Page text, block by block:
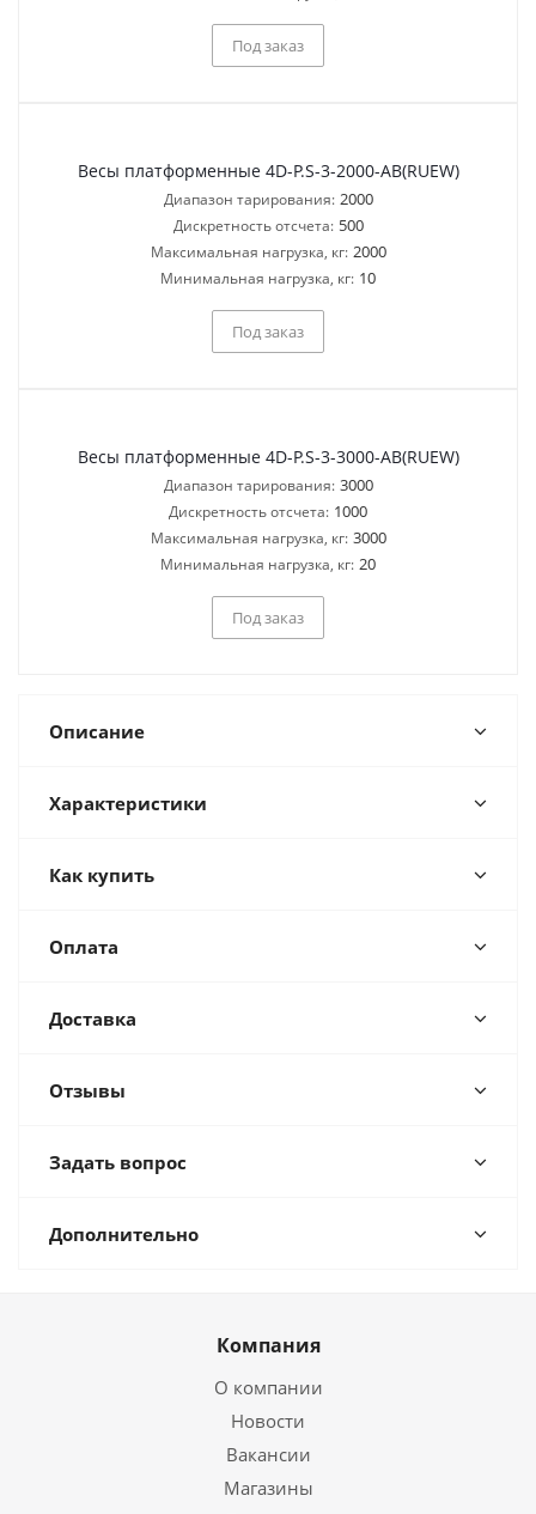
Под заказ
Весы платформенные 4D-P.S-3-2000-AB(RUEW)
Диапазон тарирования: 2000
Дискретность отсчета: 500
Максимальная нагрузка, кг: 2000
Минимальная нагрузка, кг: 10
Под заказ
Весы платформенные 4D-P.S-3-3000-AB(RUEW)
Диапазон тарирования: 3000
Дискретность отсчета: 1000
Максимальная нагрузка, кг: 3000
Минимальная нагрузка, кг: 20
Под заказ
Описание
Характеристики
Как купить
Оплата
Доставка
Отзывы
Задать вопрос
Дополнительно
Компания
О компании
Новости
Вакансии
Магазины